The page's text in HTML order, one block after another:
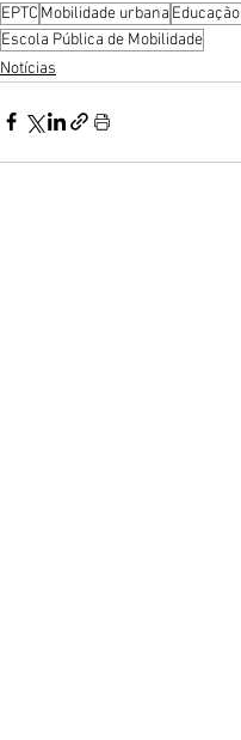
EPTC Mobilidade urbana
Escola Pública de Mobilidade
Notícias